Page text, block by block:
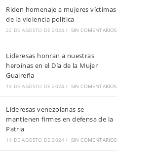
Riden homenaje a mujeres víctimas
de la violencia política
22 DE AGOSTO DE 2024 / SIN COMENTARIOS
Lideresas honran a nuestras
heroínas en el Día de la Mujer
Guaireña
19 DE AGOSTO DE 2024 / SIN COMENTARIOS
Lideresas venezolanas se
mantienen firmes en defensa de la
Patria
14 DE AGOSTO DE 2024 / SIN COMENTARIOS